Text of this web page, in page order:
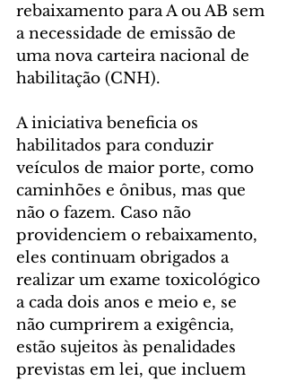
rebaixamento para A ou AB sem
a necessidade de emissão de
uma nova carteira nacional de
habilitação (CNH).
A iniciativa beneficia os
habilitados para conduzir
veículos de maior porte, como
caminhões e ônibus, mas que
não o fazem. Caso não
providenciem o rebaixamento,
eles continuam obrigados a
realizar um exame toxicológico
a cada dois anos e meio e, se
não cumprirem a exigência,
estão sujeitos às penalidades
previstas em lei, que incluem